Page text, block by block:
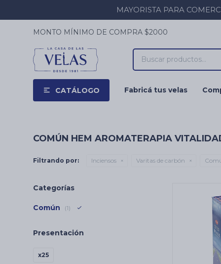
MAYORISTA PARA
CATÁLOGO Fabricá tus velas
MONTO MÍNIMO DE COMPRA $2000
COMÚN HEM AROMATERAPIA
Filtrando por: Inciensos Varitas de carbón
Categorías
Común (1)
Presentación
x25